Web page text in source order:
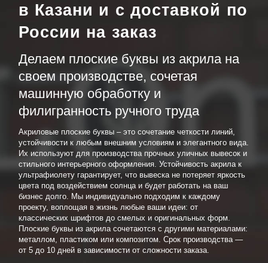
в Казани и с доставкой по
России на заказ
Делаем плоские буквы из акрила на
своем производстве, сочетая
машинную обработку и
филигранность ручного труда
Акриловые плоские буквы – это сочетание четкости линий,
устойчивости к любым внешним условиям и элегантного вида.
Их используют для производства прочных уличных вывесок и
стильного интерьерного оформления. Устойчивость акрила к
ультрафиолету гарантирует, что вывеска не потеряет яркость
цвета под воздействием солнца и будет работать на ваш
бизнес долго. Мы индивидуально подходим к каждому
проекту, воплощая в жизнь любые ваши идеи: от
классических шрифтов до смелых и оригинальных форм.
Плоские буквы из акрила сочетаются с другими материалами:
металлом, пластиком или композитом. Срок производства —
от 5 до 10 дней в зависимости от сложности заказа.